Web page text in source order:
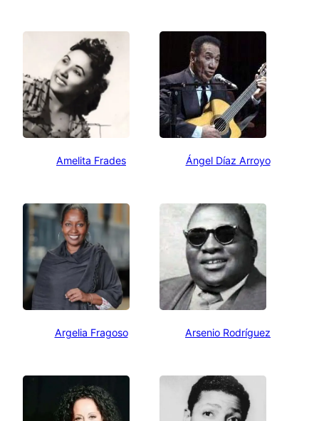
Amelita Frades Ángel Díaz Arroyo
Argelia Fragoso Arsenio Rodríguez